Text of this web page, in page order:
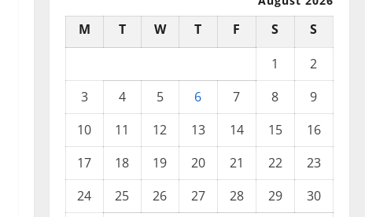
M T W T F S
S
1
2
3
4 5 6 7 8
9
10
11 12 13 14 15
16
17
18 19 20 21 22
23
24
25 26 27 28 29
30